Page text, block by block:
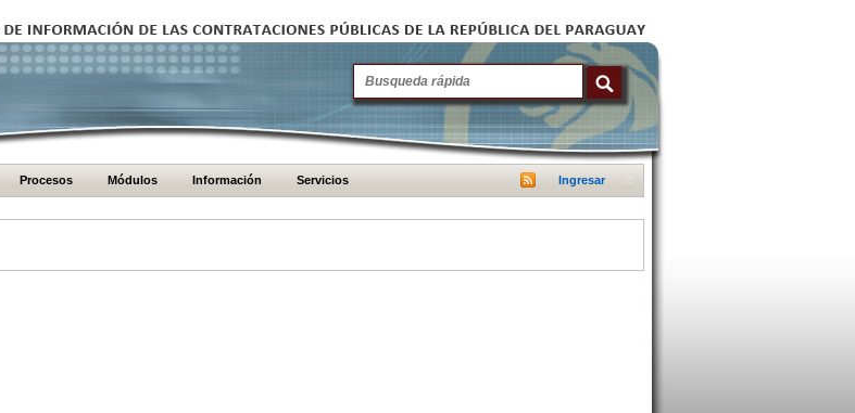
Procesos Módulos Información Servicios Ingresar